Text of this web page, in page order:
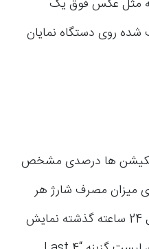
مثل عکس فوق یک
روی دستگاه نمایان
ها درصدی مشخص
میزان مصرف شارژ هر
یک از اپلیکیشن ها را در طول 24 ساعته گذشته نمایش